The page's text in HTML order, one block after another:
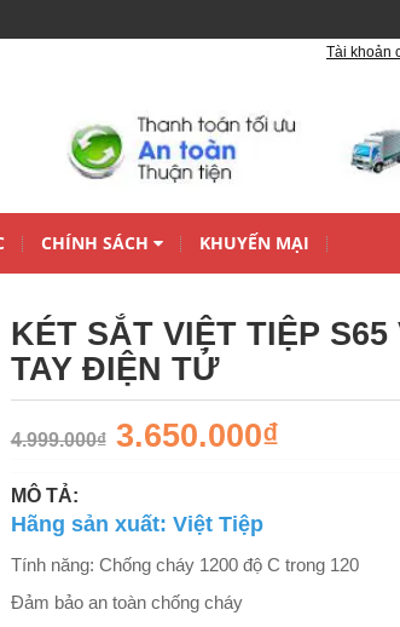
Tài khoản
CHÍNH SÁCH KHUYẾN MẠI
KÉT SẮT VIỆT TIỆP S65
TAY ĐIỆN TỬ
4.999.000₫ 3.650.000₫
MÔ TẢ:
Hãng sản xuất: Việt Tiệp
Tính năng: Chống cháy 1200 độ C trong 120
Đảm bảo an toàn chống cháy